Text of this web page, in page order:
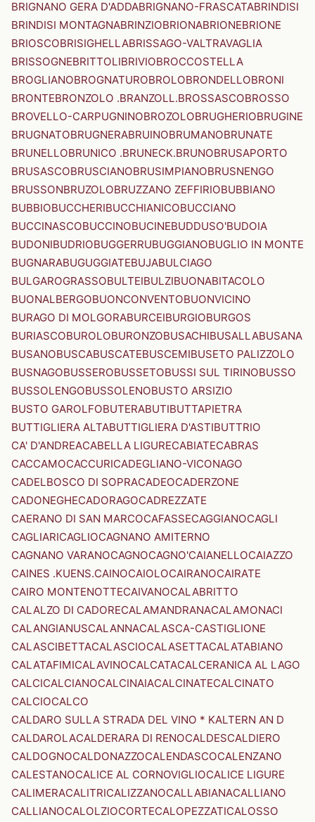
BRIGNANO GERA D'ADDABRIGNANO-FRASCATABRINDISI
BRINDISI MONTAGNABRINZIOBRIONABRIONEBRIONE
BRIOSCOBRISIGHELLABRISSAGO-VALTRAVAGLIA
BRISSOGNEBRITTOLIBRIVIOBROCCOSTELLA
BROGLIANOBROGNATUROBROLOBRONDELLOBRONI
BRONTEBRONZOLO .BRANZOLL.BROSSASCOBROSSO
BROVELLO-CARPUGNINOBROZOLOBRUGHERIOBRUGINE
BRUGNATOBRUGNERABRUINOBRUMANOBRUNATE
BRUNELLOBRUNICO .BRUNECK.BRUNOBRUSAPORTO
BRUSASCOBRUSCIANOBRUSIMPIANOBRUSNENGO
BRUSSONBRUZOLOBRUZZANO ZEFFIRIOBUBBIANO
BUBBIOBUCCHERIBUCCHIANICOBUCCIANO
BUCCINASCOBUCCINOBUCINEBUDDUSO'BUDOIA
BUDONIBUDRIOBUGGERRUBUGGIANOBUGLIO IN MONTE
BUGNARABUGUGGIATEBUJABULCIAGO
BULGAROGRASSOBULTEIBULZIBUONABITACOLO
BUONALBERGOBUONCONVENTOBUONVICINO
BURAGO DI MOLGORABURCEIBURGIOBURGOS
BURIASCOBUROLOBURONZOBUSACHIBUSALLABUSANA
BUSANOBUSCABUSCATEBUSCEMIBUSETO PALIZZOLO
BUSNAGOBUSSEROBUSSETOBUSSI SUL TIRINOBUSSO
BUSSOLENGOBUSSOLENOBUSTO ARSIZIO
BUSTO GAROLFOBUTERABUTIBUTTAPIETRA
BUTTIGLIERA ALTABUTTIGLIERA D'ASTIBUTTRIO
CA' D'ANDREACABELLA LIGURECABIATECABRAS
CACCAMOCACCURICADEGLIANO-VICONAGO
CADELBOSCO DI SOPRACADEOCADERZONE
CADONEGHECADORAGOCADREZZATE
CAERANO DI SAN MARCOCAFASSECAGGIANOCAGLI
CAGLIARICAGLIOCAGNANO AMITERNO
CAGNANO VARANOCAGNOCAGNO'CAIANELLOCAIAZZO
CAINES .KUENS.CAINOCAIOLOCAIRANOCAIRATE
CAIRO MONTENOTTECAIVANOCALABRITTO
CALALZO DI CADORECALAMANDRANACALAMONACI
CALANGIANUSCALANNACALASCA-CASTIGLIONE
CALASCIBETTACALASCIOCALASETTACALATABIANO
CALATAFIMICALAVINOCALCATACALCERANICA AL LAGO
CALCICALCIANOCALCINAIACALCINATECALCINATO
CALCIOCALCO
CALDARO SULLA STRADA DEL VINO * KALTERN AN D
CALDAROLACALDERARA DI RENOCALDESCALDIERO
CALDOGNOCALDONAZZOCALENDASCOCALENZANO
CALESTANOCALICE AL CORNOVIGLIOCALICE LIGURE
CALIMERACALITRICALIZZANOCALLABIANACALLIANO
CALLIANOCALOLZIOCORTECALOPEZZATICALOSSO